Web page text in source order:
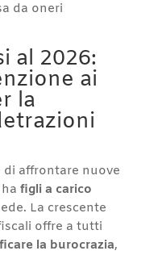
da oneri
al 2026:
ai
la
di affrontare nuove
figli a carico
La crescente
offre a tutti
la burocrazia,